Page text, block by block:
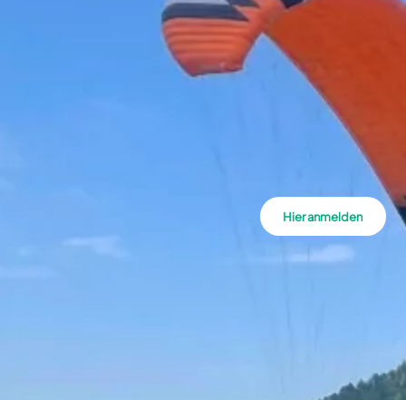
Hier anmelden